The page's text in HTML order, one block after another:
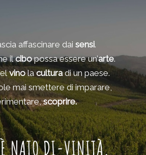
affascinare daisensi.
ilcibopossa essere un’arte.
vinolaculturadi un paese.
mai smettere di imparare,
scoprire.
NATO DI-VINITÀ.